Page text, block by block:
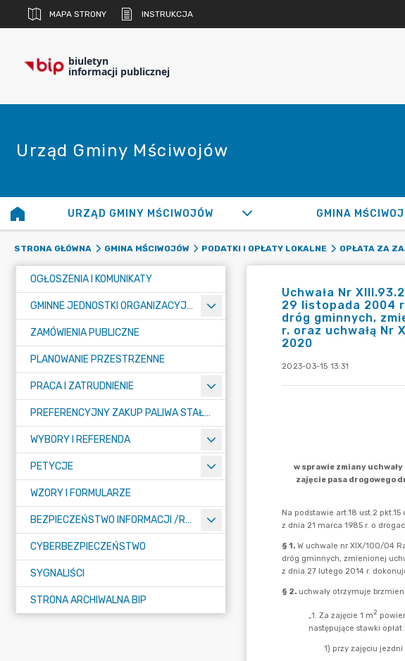
MAPA STRONY INSTRUKCJA
biuletyn
informacji publicznej
Urząd Gminy Mściwojów
URZĄD GMINY MŚCIWOJÓW GMINA
STRONA GŁÓWNA GMINA MŚCIWOJÓW PODATKI I OPŁATY LOKALNE OPŁATA ZA
OGŁOSZENIA I KOMUNIKATY
GMINNE JEDNOSTKI ORGANIZACYJNE
ZAMÓWIENIA PUBLICZNE
PLANOWANIE PRZESTRZENNE
PRACA I ZATRUDNIENIE
PREFERENCYJNY ZAKUP PALIWA STAŁEGO
WYBORY I REFERENDA
PETYCJE
WZORY I FORMULARZE
BEZPIECZEŃSTWO INFORMACJI /RODO/
CYBERBEZPIECZEŃSTWO
SYGNALIŚCI
STRONA ARCHIWALNA BIP
Uchwała Nr
29 listopada 2004
dróg gminnych,
r. oraz uchwałą Nr
2020
2023-03-15 13:31